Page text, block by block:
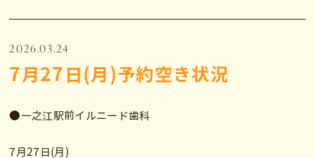
2026.03.24
7月27日(月)予約空き状況
●一之江駅前イルニード歯科
7月27日(月)